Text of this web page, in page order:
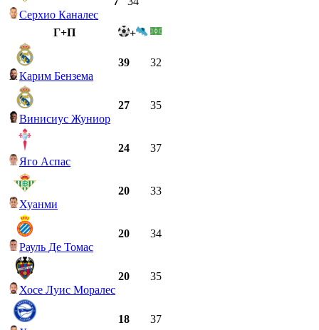
Серхио Каналес
Г+П +
Карим Бензема
39 32
Винисиус Жуниор
27 35
Яго Аспас
24 37
Хуанми
20 33
Рауль Де Томас
20 34
Хосе Луис Моралес
20 35
18 37